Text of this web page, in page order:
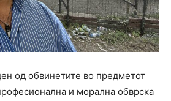
од обвинетите во предметот
и морална обврска